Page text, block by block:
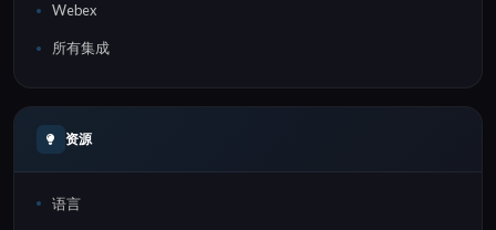
Webex
所有集成
资源
语言